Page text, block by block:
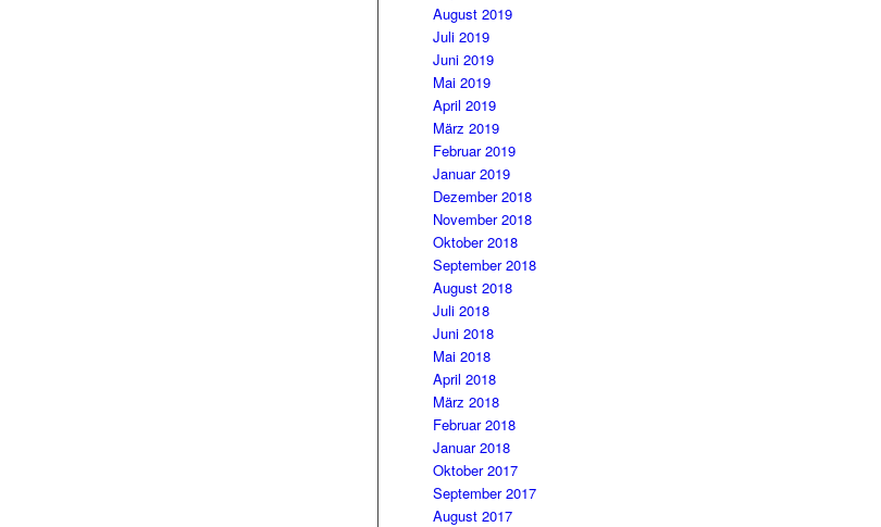
August 2019
Juli 2019
Juni 2019
Mai 2019
April 2019
März 2019
Februar 2019
Januar 2019
Dezember 2018
November 2018
Oktober 2018
September 2018
August 2018
Juli 2018
Juni 2018
Mai 2018
April 2018
März 2018
Februar 2018
Januar 2018
Oktober 2017
September 2017
August 2017